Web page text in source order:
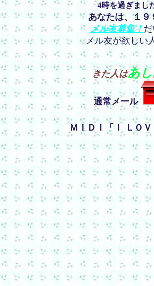
4時を過ぎまし
あなたは、１
メル友募集！
メル友が欲しい
きた人はあ
通常メール
ＭＩＤＩ「Ｉ ＬＯ